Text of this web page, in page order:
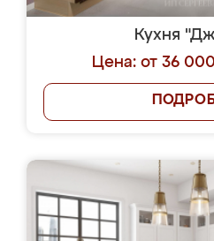
Кухня
Цена: от 36